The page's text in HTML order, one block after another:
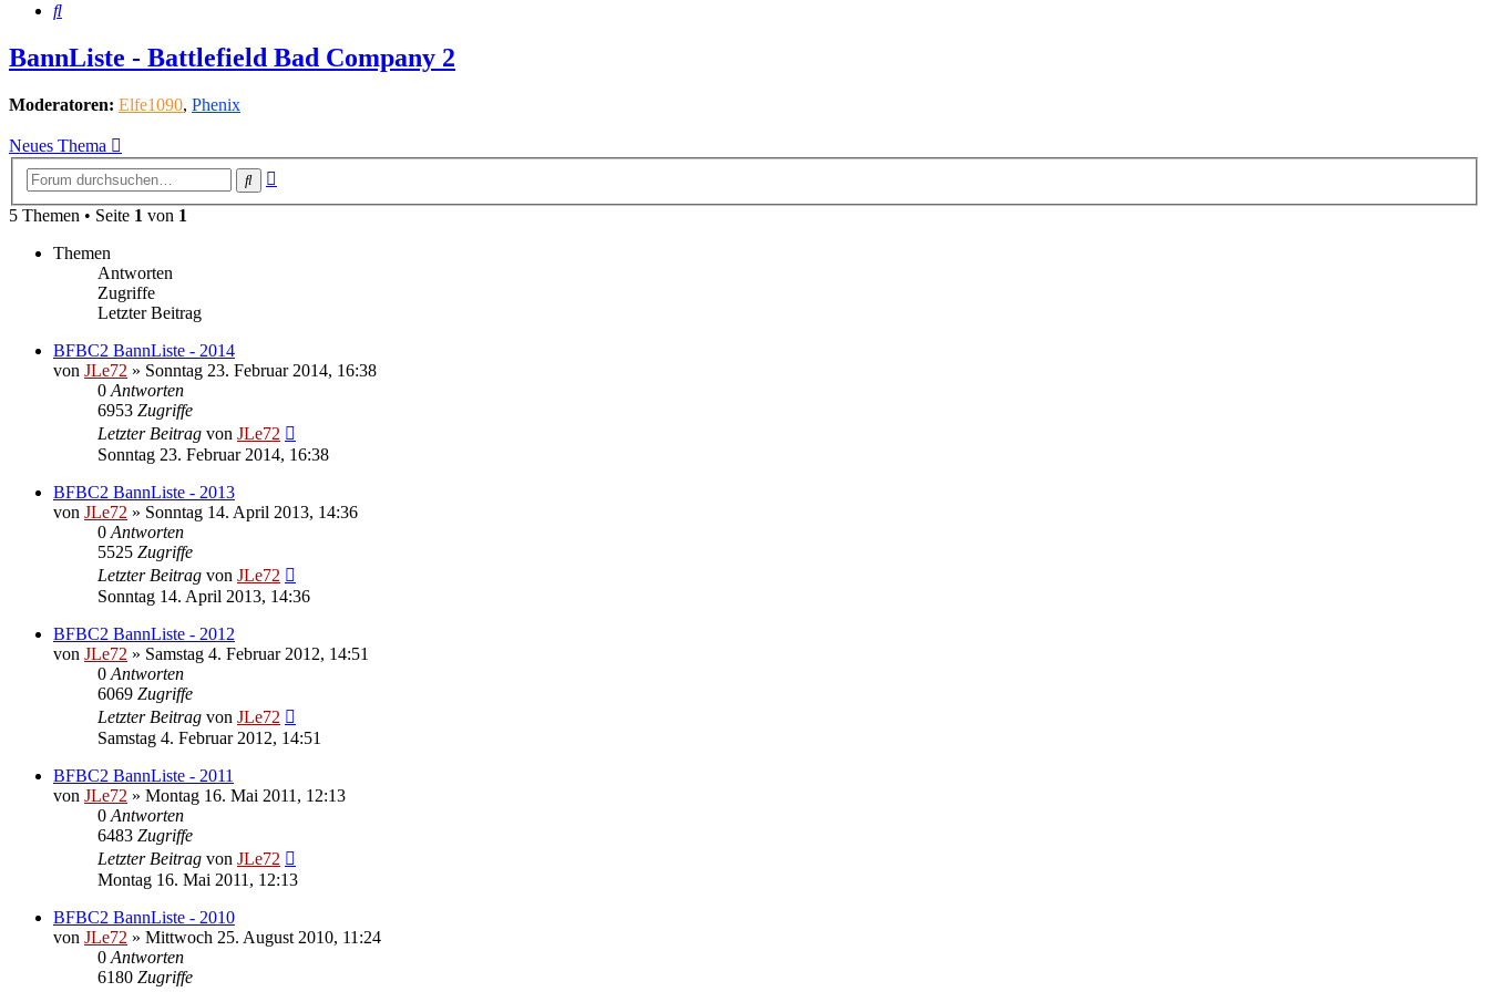
Suche
BannListe - Battlefield Bad Company 2
Moderatoren: Elfe1090, Phenix
Neues Thema
Suche
5 Themen • Seite 1 von 1
Themen
Antworten
Zugriffe
Letzter Beitrag
BFBC2 BannListe - 2014
von JLe72 » Sonntag 23. Februar 2014, 16:38
0 Antworten
6953 Zugriffe
Letzter Beitrag von JLe72
Sonntag 23. Februar 2014, 16:38
BFBC2 BannListe - 2013
von JLe72 » Sonntag 14. April 2013, 14:36
0 Antworten
5525 Zugriffe
Letzter Beitrag von JLe72
Sonntag 14. April 2013, 14:36
BFBC2 BannListe - 2012
von JLe72 » Samstag 4. Februar 2012, 14:51
0 Antworten
6069 Zugriffe
Letzter Beitrag von JLe72
Samstag 4. Februar 2012, 14:51
BFBC2 BannListe - 2011
von JLe72 » Montag 16. Mai 2011, 12:13
0 Antworten
6483 Zugriffe
Letzter Beitrag von JLe72
Montag 16. Mai 2011, 12:13
BFBC2 BannListe - 2010
von JLe72 » Mittwoch 25. August 2010, 11:24
0 Antworten
6180 Zugriffe